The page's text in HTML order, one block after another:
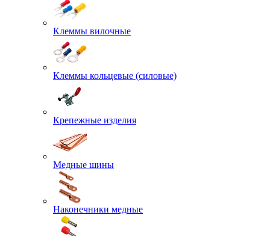
Клеммы вилочные
Клеммы кольцевые (силовые)
Крепежные изделия
Медные шины
Наконечники медные